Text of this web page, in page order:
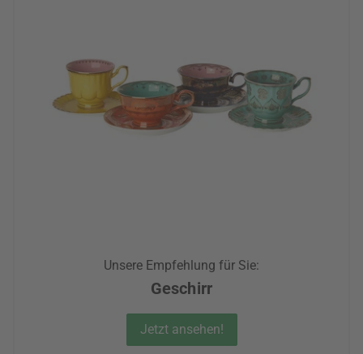
Unsere Empfehlung für Sie:
Geschirr
Jetzt ansehen!